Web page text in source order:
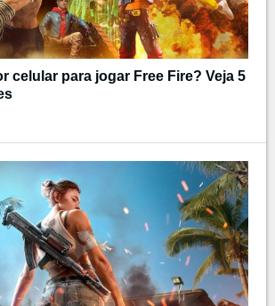
celular para jogar Free Fire? Veja 5